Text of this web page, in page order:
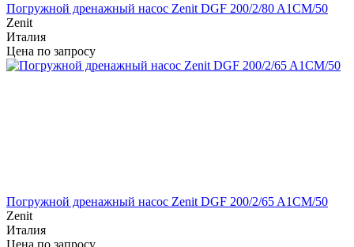
Погружной дренажный насос Zenit DGF 200/2/80 A1CM/50
Zenit
Италия
Цена по запросу
Погружной дренажный насос Zenit DGF 200/2/65 A1CM/50
Zenit
Италия
Цена по запросу